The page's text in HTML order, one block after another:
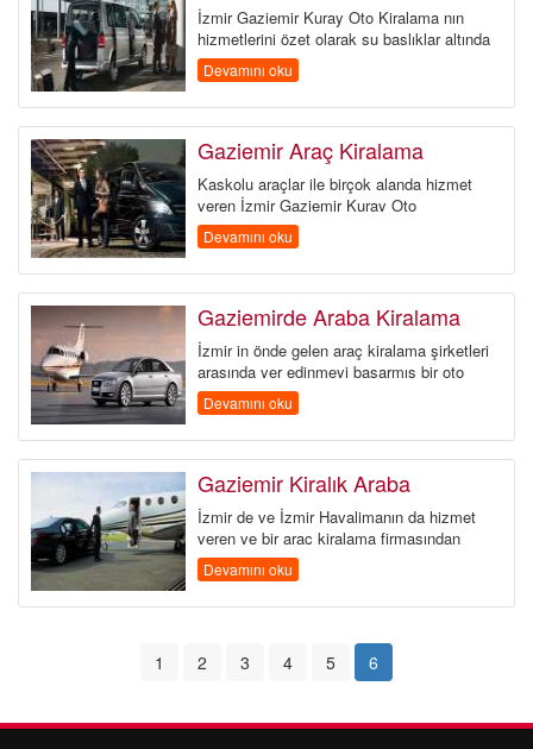
KIRALAMA KOŞULLARI
S.S.S.
İLETİŞİM
ÜYE GİRİŞİ / KAYIT
İzmir Gaziemir Kuray Oto Kiralama nın
hizmetlerini özet olarak şu başlıklar altında
sıralayabiliriz. Gaziemir...
Devamını oku
Gaziemir Araç Kiralama
Kaskolu araçlar ile birçok alanda hizmet
veren İzmir Gaziemir Kuray Oto
Kiralama nın hizmetleri...
Devamını oku
Gaziemirde Araba Kiralama
İzmir in önde gelen araç kiralama şirketleri
arasında yer edinmeyi başarmış bir oto
kiralama firmasıdır. Ka...
Devamını oku
Gaziemir Kiralık Araba
İzmir de ve İzmir Havalimanın da hizmet
veren ve bir araç kiralama firmasından
beklentini fazlasını karşılayan s...
Devamını oku
1 2 3 4 5 6